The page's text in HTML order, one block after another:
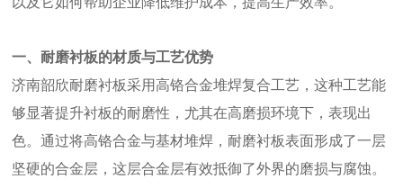
一、耐磨衬板的材质与工艺优势
济南韶欣耐磨衬板采用高铬合金堆焊复合工艺，这种工艺能
够显著提升衬板的耐磨性，尤其在高磨损环境下，表现出
色。通过将高铬合金与基材堆焊，耐磨衬板表面形成了一层
坚硬的合金层，这层合金层有效抵御了外界的磨损与腐蚀。